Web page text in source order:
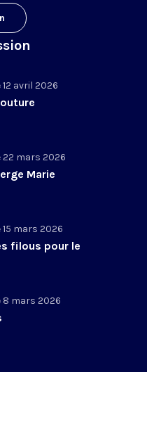
avril 2026
22 mars 2026
Marie
mars 2026
filous pour le
8 mars 2026